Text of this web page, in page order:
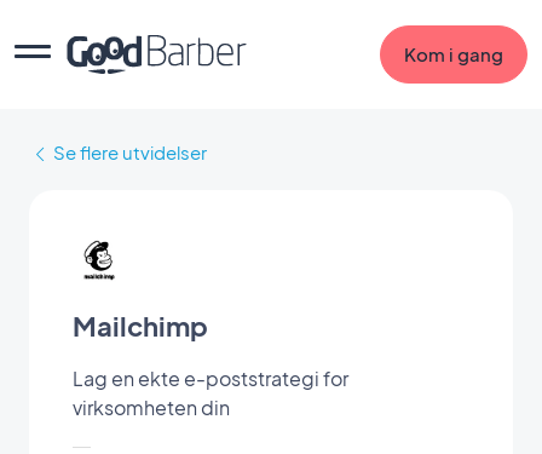
Kom i gang
Se flere utvidelser
Mailchimp
Lag en ekte e-poststrategi for
virksomheten din